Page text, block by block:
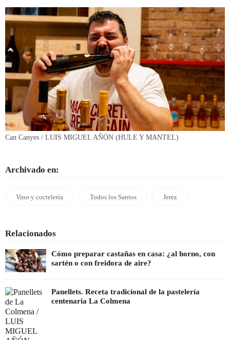
Can Canyes / LUIS MIGUEL AÑÓN (HULE Y MANTEL)
Archivado en:
Vino y coctelería Todos los Santos Jerez
Relacionados
Cómo preparar castañas en casa: ¿al horno, con
sartén o con freidora de aire?
Panellets. Receta tradicional de la pastelería
centenaria La Colmena